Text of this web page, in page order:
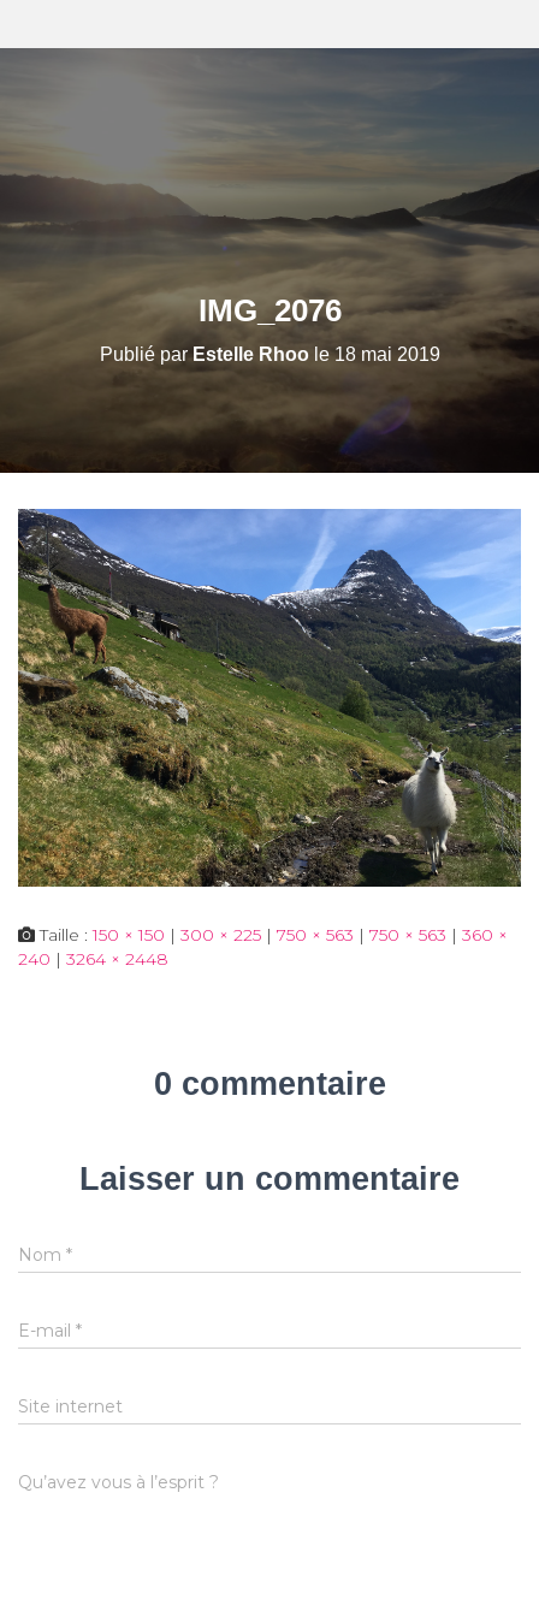
IMG_2076
Publié parEstelle Rhoole18 mai 2019
Taille :150 × 150 | 300 × 225 | 750 × 563 | 750 × 563 | 360 ×
240 | 3264 × 2448
0 commentaire
Laisser un commentaire
Nom *
E-mail *
Site internet
Qu’avez vous à l’esprit ?